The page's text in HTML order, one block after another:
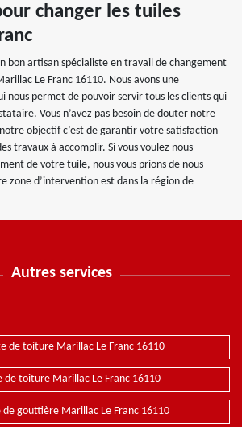
changer les tuiles
bon artisan spécialiste en travail de changement
Le Franc 16110. Nous avons une
nous permet de pouvoir servir tous les clients qui
Vous n’avez pas besoin de douter notre
objectif c’est de garantir votre satisfaction
travaux à accomplir. Si vous voulez nous
de votre tuile, nous vous prions de nous
zone d’intervention est dans la région de
Autres services
de toiture Marillac Le Franc 16110
de toiture Marillac Le Franc 16110
de gouttière Marillac Le Franc 16110